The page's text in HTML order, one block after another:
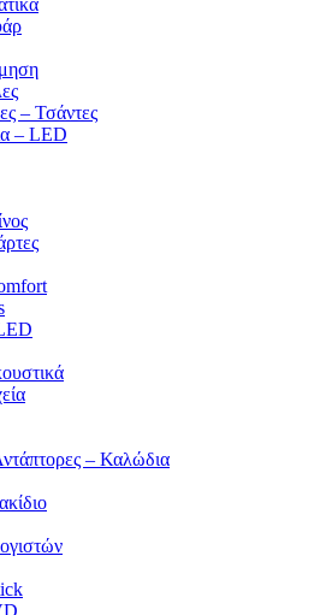
– Τσάντες
– LED
– Καλώδια